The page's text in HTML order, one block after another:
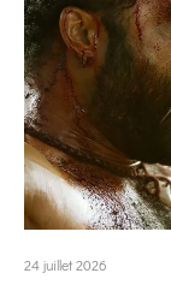
24 juillet 2026